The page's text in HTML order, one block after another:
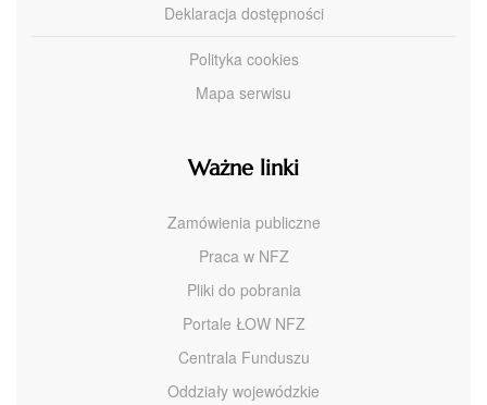
Deklaracja dostępności
Polityka cookies
Mapa serwisu
Ważne linki
Zamówienia publiczne
Praca w NFZ
Pliki do pobrania
Portale ŁOW NFZ
Centrala Funduszu
Oddziały wojewódzkie